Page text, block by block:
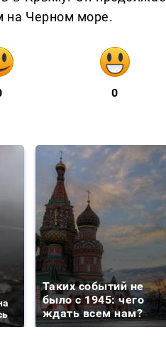
на Черном море.
0
Таких событий не
было с 1945: чего
ждать всем нам?